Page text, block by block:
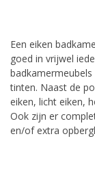
Een eiken
goed in vrijwel
tinten. Naast de
eiken, licht eiken,
Ook zijn er
en/of extra